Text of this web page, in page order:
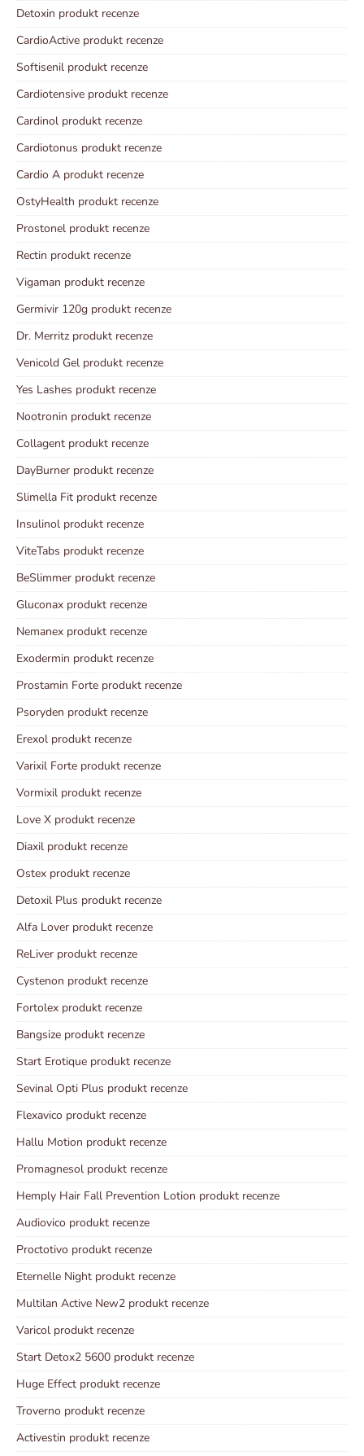
Detoxin produkt recenze
CardioActive produkt recenze
Softisenil produkt recenze
Cardiotensive produkt recenze
Cardinol produkt recenze
Cardiotonus produkt recenze
Cardio A produkt recenze
OstyHealth produkt recenze
Prostonel produkt recenze
Rectin produkt recenze
Vigaman produkt recenze
Germivir 120g produkt recenze
Dr. Merritz produkt recenze
Venicold Gel produkt recenze
Yes Lashes produkt recenze
Nootronin produkt recenze
Collagent produkt recenze
DayBurner produkt recenze
Slimella Fit produkt recenze
Insulinol produkt recenze
ViteTabs produkt recenze
BeSlimmer produkt recenze
Gluconax produkt recenze
Nemanex produkt recenze
Exodermin produkt recenze
Prostamin Forte produkt recenze
Psoryden produkt recenze
Erexol produkt recenze
Varixil Forte produkt recenze
Vormixil produkt recenze
Love X produkt recenze
Diaxil produkt recenze
Ostex produkt recenze
Detoxil Plus produkt recenze
Alfa Lover produkt recenze
ReLiver produkt recenze
Cystenon produkt recenze
Fortolex produkt recenze
Bangsize produkt recenze
Start Erotique produkt recenze
Sevinal Opti Plus produkt recenze
Flexavico produkt recenze
Hallu Motion produkt recenze
Promagnesol produkt recenze
Hemply Hair Fall Prevention Lotion produkt recenze
Audiovico produkt recenze
Proctotivo produkt recenze
Eternelle Night produkt recenze
Multilan Active New2 produkt recenze
Varicol produkt recenze
Start Detox2 5600 produkt recenze
Huge Effect produkt recenze
Troverno produkt recenze
Activestin produkt recenze